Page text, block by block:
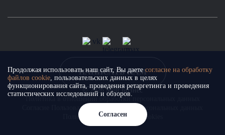
Продолжая использовать наш сайт, Вы даетесогласие на обработку
файлов cookie, пользовательских данных в целях
функционирования сайта, проведения ретаргетинга и проведения
статистических исследований и обзоров.
Согласен
© 2026 Мой Бизнес
Политика в отношении обработки персональных данных
Согласие Пользователя на обработку персональных данных
Политика использования cookies
НАПИСАТЬ НАМ